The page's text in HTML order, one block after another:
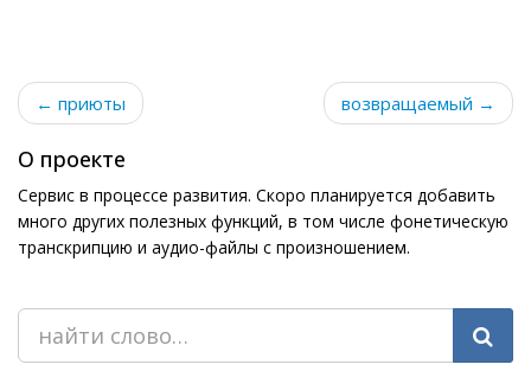
← приюты возвращаемый →
О проекте
Сервис в процессе развития. Скоро планируется добавить
много других полезных функций, в том числе фонетическую
транскрипцию и аудио-файлы с произношением.